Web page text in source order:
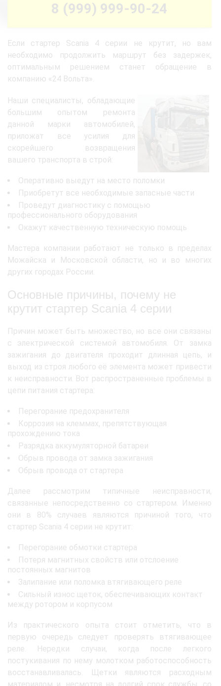
8 (999) 999-90-24
Если стартер Scania 4 серии не крутит, но вам
необходимо продолжить маршрут без задержек,
оптимальным решением станет обращение в
компанию «24 Вольта».
Наши специалисты, обладающие
большим опытом ремонта
данной марки автомобилей,
приложат все усилия для
скорейшего возвращения
вашего транспорта в строй:
Оперативно выедут на место поломки
Приобретут все необходимые запасные части
Проведут диагностику с помощью
профессионального оборудования
Окажут качественную техническую помощь
Мастера компании работают не только в пределах
Можайска и Московской области, но и во многих
других городах России.
Основные причины, почему не
крутит стартер Scania 4 серии
Причин может быть множество, но все они связаны
с электрической системой автомобиля. От замка
зажигания до двигателя проходит длинная цепь, и
выход из строя любого её элемента может привести
к неисправности. Вот распространенные проблемы в
цепи питания стартера:
Перегорание предохранителя
Коррозия на клеммах, препятствующая
прохождению тока
Разрядка аккумуляторной батареи
Обрыв провода от замка зажигания
Обрыв провода от стартера
Далее рассмотрим типичные неисправности,
связанные непосредственно со стартером. Именно
они в 80% случаев являются причиной того, что
стартер Scania 4 серии не крутит:
Перегорание обмотки стартера
Потеря магнитных свойств или отслоение
постоянных магнитов
Залипание или поломка втягивающего реле
Сильный износ щеток, обеспечивающих контакт
между ротором и корпусом
Из практического опыта стоит отметить, что в
первую очередь следует проверять втягивающее
реле. Нередки случаи, когда после легкого
постукивания по нему молотком работоспособность
восстанавливалась. Щетки являются расходным